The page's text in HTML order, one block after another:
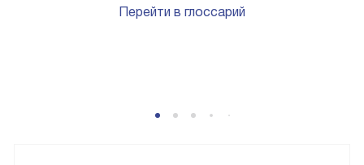
Перейти в глоссарий